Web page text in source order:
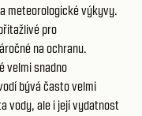
meteorologické výkyvy.
pro
na ochranu.
velmi snadno
bývá často velmi
vody, ale i její vydatnost